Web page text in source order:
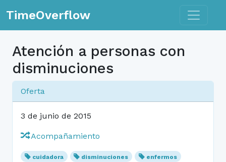
TimeOverflow Toggle
Atención a personas con
disminuciones
Oferta
3 de junio de 2015
Acompañamiento
cuidadora disminuciones enfermos